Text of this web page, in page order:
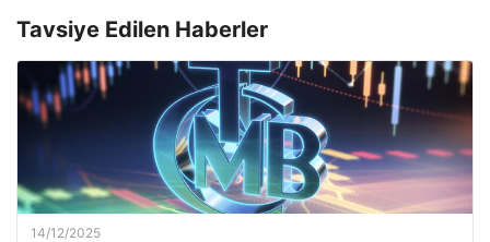
Tavsiye Edilen Haberler
14/12/2025